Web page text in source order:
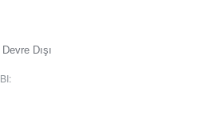
Dışı
: